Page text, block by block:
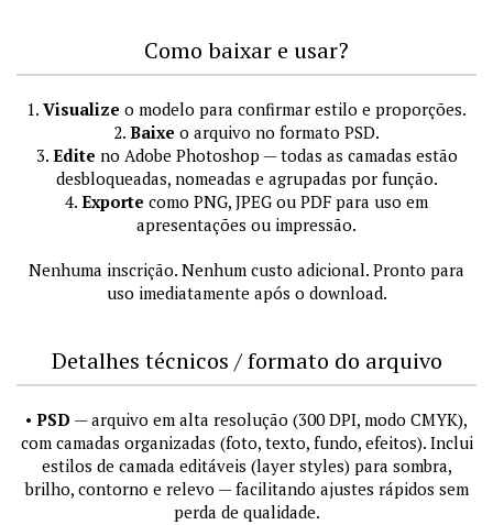
Como baixar e usar?
1. Visualize o modelo para confirmar estilo e proporções.
2. Baixe o arquivo no formato PSD.
3. Edite no Adobe Photoshop — todas as camadas estão
desbloqueadas, nomeadas e agrupadas por função.
4. Exporte como PNG, JPEG ou PDF para uso em
apresentações ou impressão.
Nenhuma inscrição. Nenhum custo adicional. Pronto para
uso imediatamente após o download.
Detalhes técnicos / formato do arquivo
• PSD — arquivo em alta resolução (300 DPI, modo CMYK),
com camadas organizadas (foto, texto, fundo, efeitos). Inclui
estilos de camada editáveis (layer styles) para sombra,
brilho, contorno e relevo — facilitando ajustes rápidos sem
perda de qualidade.